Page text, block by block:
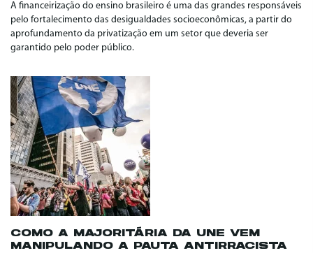
A financeirização do ensino brasileiro é uma das grandes responsáveis
pelo fortalecimento das desigualdades socioeconômicas, a partir do
aprofundamento da privatização em um setor que deveria ser
garantido pelo poder público.
COMO A MAJORITÁRIA DA UNE VEM
MANIPULANDO A PAUTA ANTIRRACISTA